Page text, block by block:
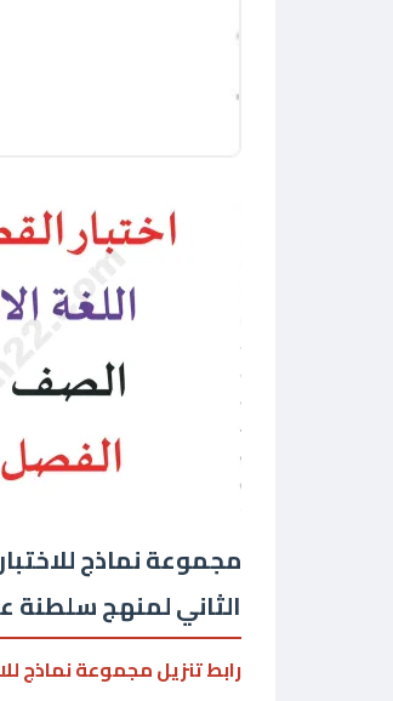
مجموعة نماذج
الثاني لمنهج سلطنة
رابط تنزيل مجموعة نماذج